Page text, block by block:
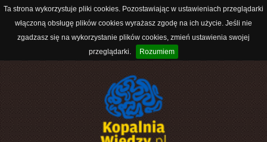
Ta strona wykorzystuje pliki cookies. Pozostawiając w ustawieniach przeglądarki
włączoną obsługę plików cookies wyrażasz zgodę na ich użycie. Jeśli nie
zgadzasz się na wykorzystanie plików cookies, zmień ustawienia swojej
przeglądarki.
Rozumiem